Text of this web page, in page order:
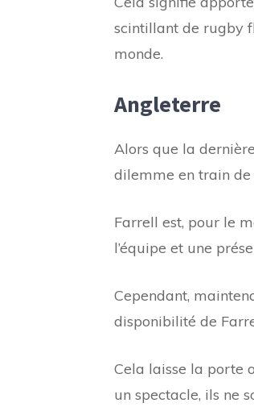
scintillant de rugby
monde.
Angleterre
Alors que la
dilemme en train de
Farrell est, pour le
l’équipe et une
Cependant,
disponibilité de
Cela laisse la porte
un spectacle, ils ne